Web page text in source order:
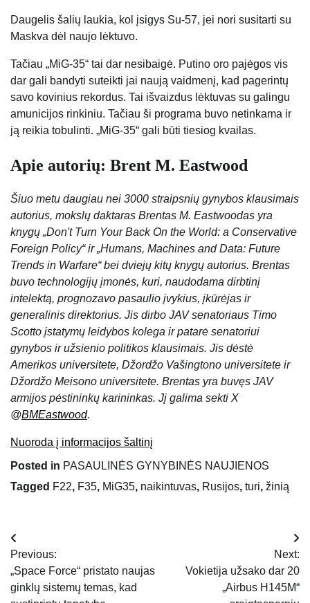
Daugelis šalių laukia, kol įsigys Su-57, jei nori susitarti su
Maskva dėl naujo lėktuvo.
Tačiau „MiG-35“ tai dar nesibaigė. Putino oro pajėgos vis
dar gali bandyti suteikti jai naują vaidmenį, kad pagerintų
savo kovinius rekordus. Tai išvaizdus lėktuvas su galingu
amunicijos rinkiniu. Tačiau ši programa buvo netinkama ir
ją reikia tobulinti. „MiG-35“ gali būti tiesiog kvailas.
Apie autorių: Brent M. Eastwood
Šiuo metu daugiau nei 3000 straipsnių gynybos klausimais
autorius, mokslų daktaras Brentas M. Eastwoodas yra
knygų „Don't Turn Your Back On the World: a Conservative
Foreign Policy“ ir „Humans, Machines and Data: Future
Trends in Warfare“ bei dviejų kitų knygų autorius. Brentas
buvo technologijų įmonės, kuri, naudodama dirbtinį
intelektą, prognozavo pasaulio įvykius, įkūrėjas ir
generalinis direktorius. Jis dirbo JAV senatoriaus Timo
Scotto įstatymų leidybos kolega ir patarė senatoriui
gynybos ir užsienio politikos klausimais. Jis dėstė
Amerikos universitete, Džordžo Vašingtono universitete ir
Džordžo Meisono universitete. Brentas yra buvęs JAV
armijos pėstininkų karininkas. Jį galima sekti X
@BMEastwood.
Nuoroda į informacijos šaltinį
Posted in PASAULINĖS GYNYBINĖS NAUJIENOS
Tagged F22, F35, MiG35, naikintuvas, Rusijos, turi, žinią
Navigacija
tarp
įrašų
Previous:
„Space Force“ pristato naujas
ginklų sistemų temas, kad
Next:
Vokietija užsako dar 20
„Airbus H145M“